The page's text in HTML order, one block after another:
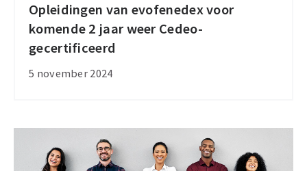
Opleidingen van evofenedex voor
komende 2 jaar weer Cedeo-
gecertificeerd
5 november 2024
Opleidingen
van
evofenedex
voor
jaar
weer
Cedeo-